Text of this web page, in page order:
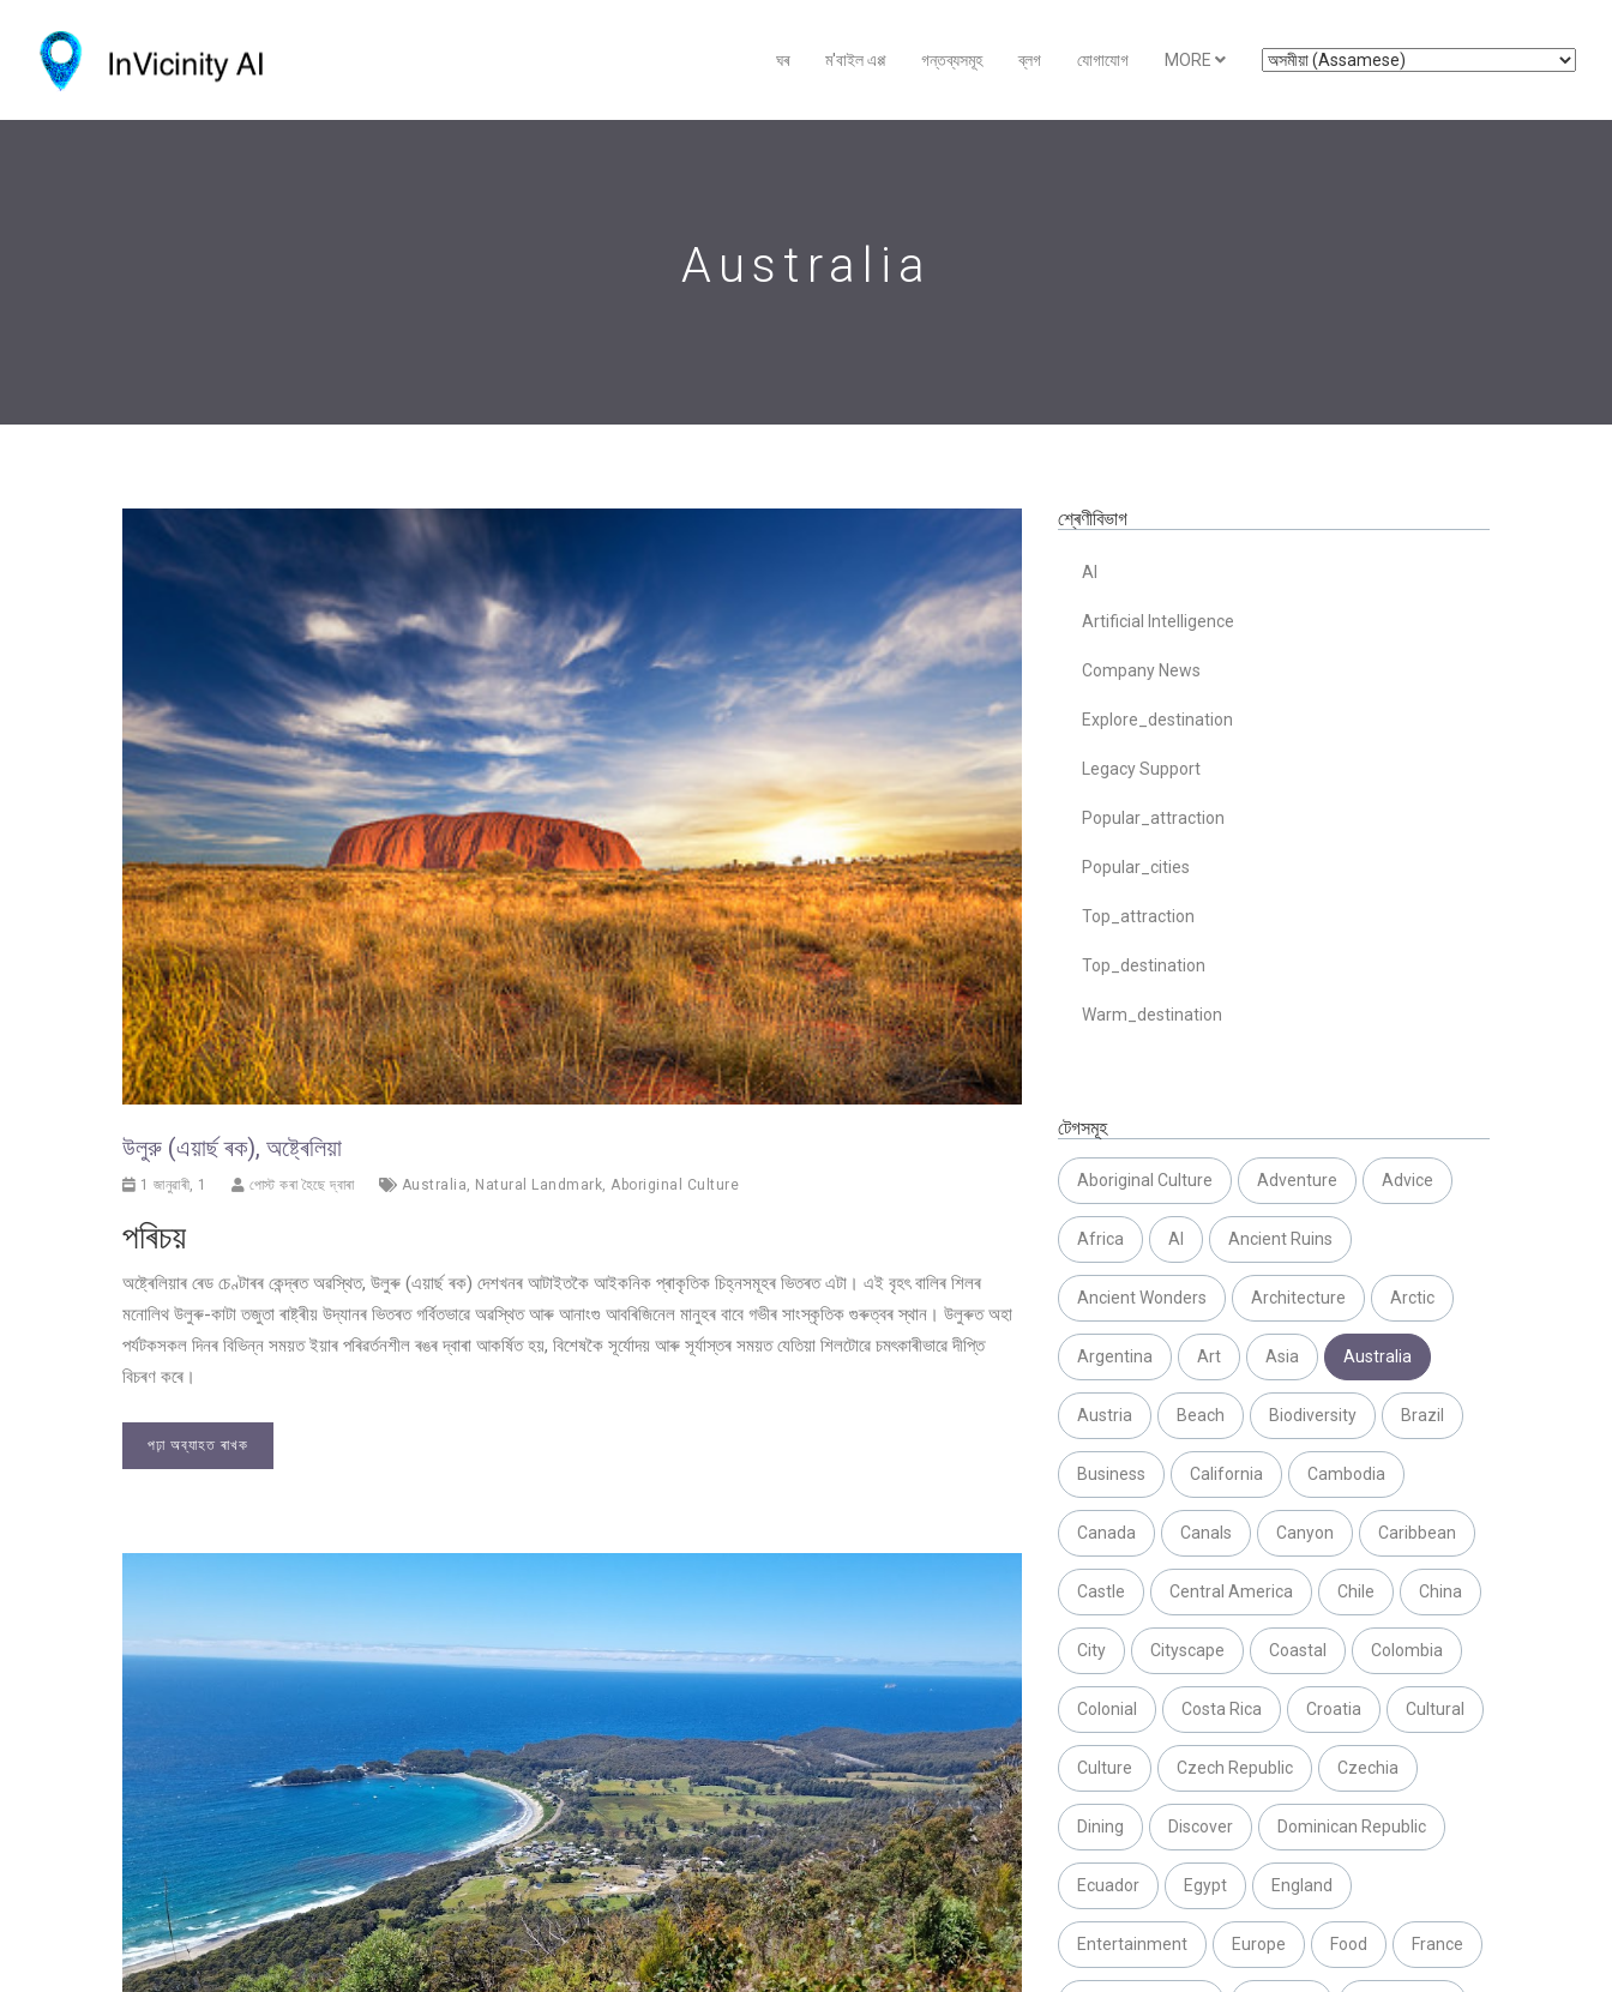
ঘৰ ম'বাইল এপ্প গন্তব্যসমূহ ব্লগ যোগাযোগ MORE
Australia
উলুরু (এয়াৰ্ছ ৰক), অষ্ট্ৰেলিয়া
1 জানুৱাৰী, 1 পোস্ট কৰা হৈছে দ্বাৰা Australia, Natural Landmark, Aboriginal Culture
পৰিচয়
অষ্ট্ৰেলিয়াৰ ৰেড চেণ্টাৰৰ কেন্দ্ৰত অৱস্থিত, উলুৰু (এয়াৰ্ছ ৰক) দেশখনৰ আটাইতকৈ আইকনিক প্ৰাকৃতিক চিহ্নসমূহৰ ভিতৰত এটা। এই বৃহৎ বালিৰ শিলৰ
মনোলিথ উলুৰু-কাটা তজুতা ৰাষ্ট্ৰীয় উদ্যানৰ ভিতৰত গৰ্বিতভাৱে অৱস্থিত আৰু আনাংগু আবৰিজিনেল মানুহৰ বাবে গভীৰ সাংস্কৃতিক গুৰুত্বৰ স্থান। উলুৰুত অহা
পৰ্যটকসকল দিনৰ বিভিন্ন সময়ত ইয়াৰ পৰিৱৰ্তনশীল ৰঙৰ দ্বাৰা আকৰ্ষিত হয়, বিশেষকৈ সূৰ্যোদয় আৰু সূৰ্যাস্তৰ সময়ত যেতিয়া শিলটোৱে চমৎকাৰীভাৱে দীপ্তি
বিচৰণ কৰে।
পঢ়া অব্যাহত ৰাখক
শ্ৰেণীবিভাগ
AI
Artificial Intelligence
Company News
Explore_destination
Legacy Support
Popular_attraction
Popular_cities
Top_attraction
Top_destination
Warm_destination
টেগসমূহ
Aboriginal Culture Adventure Advice
Africa AI Ancient Ruins
Ancient Wonders Architecture Arctic
Argentina Art Asia Australia
Austria Beach Biodiversity Brazil
Business California Cambodia
Canada Canals Canyon Caribbean
Castle Central America Chile China
City Cityscape Coastal Colombia
Colonial Costa Rica Croatia Cultural
Culture Czech Republic Czechia
Dining Discover Dominican Republic
Ecuador Egypt England
Entertainment Europe Food France